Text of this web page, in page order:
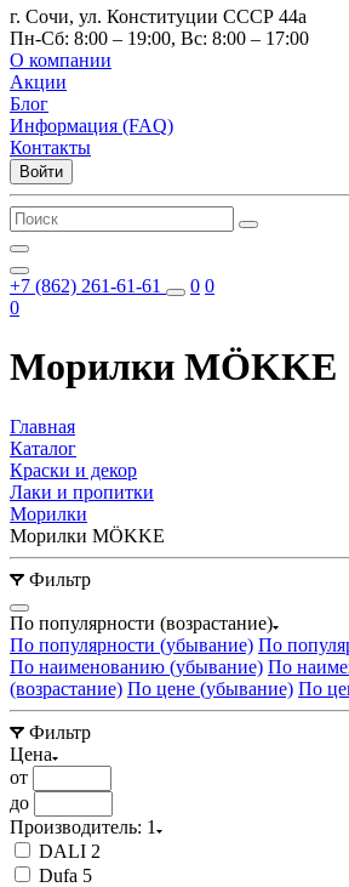
г. Сочи, ул. Конституции СССР 44а
Пн-Сб: 8:00 – 19:00, Вс: 8:00 – 17:00
О компании
Акции
Блог
Информация (FAQ)
Контакты
Войти
+7 (862) 261-61-61 0 0
0
Морилки MÖKKE
Главная
Каталог
Краски и декор
Лаки и пропитки
Морилки
Морилки MÖKKE
Фильтр
По популярности (возрастание)
По популярности (убывание) По
По наименованию (убывание) По
(возрастание) По цене (убывание) По
Фильтр
Цена
от
до
Производитель: 1
DALI 2
Dufa 5